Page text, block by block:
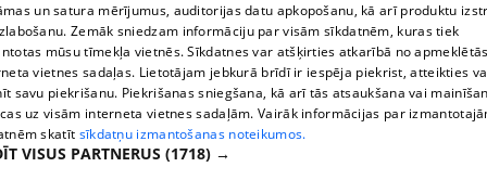
un satura mērījumus, auditorijas datu apkopošanu, kā arī produktu
Zemāk sniedzam informāciju par visām sīkdatnēm, kuras tiek
mūsu tīmekļa vietnēs. Sīkdatnes var atšķirties atkarībā no
vietnes sadaļas. Lietotājam jebkurā brīdī ir iespēja piekrist, atteikties
savu piekrišanu. Piekrišanas sniegšana, kā arī tās atsaukšana vai
uz visām interneta vietnes sadaļām. Vairāk informācijas par
skatīt sīkdatņu izmantošanas noteikumos.
VISUS PARTNERUS (1718) →